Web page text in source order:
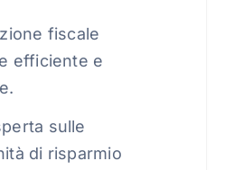
fiscale
efficiente e
sulle
di risparmio